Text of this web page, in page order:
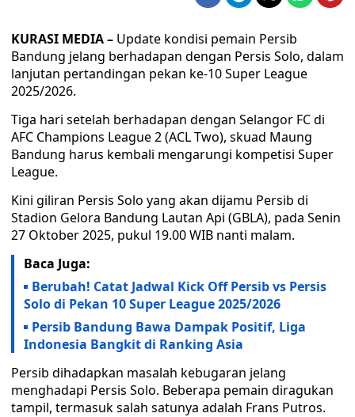
KURASI MEDIA – Update kondisi pemain Persib
Bandung jelang berhadapan dengan Persis Solo, dalam
lanjutan pertandingan pekan ke-10 Super League
2025/2026.
Tiga hari setelah berhadapan dengan Selangor FC di
AFC Champions League 2 (ACL Two), skuad Maung
Bandung harus kembali mengarungi kompetisi Super
League.
Kini giliran Persis Solo yang akan dijamu Persib di
Stadion Gelora Bandung Lautan Api (GBLA), pada Senin
27 Oktober 2025, pukul 19.00 WIB nanti malam.
Baca Juga:
Berubah! Catat Jadwal Kick Off Persib vs Persis
Solo di Pekan 10 Super League 2025/2026
Persib Bandung Bawa Dampak Positif, Liga
Indonesia Bangkit di Ranking Asia
Persib dihadapkan masalah kebugaran jelang
menghadapi Persis Solo. Beberapa pemain diragukan
tampil, termasuk salah satunya adalah Frans Putros.